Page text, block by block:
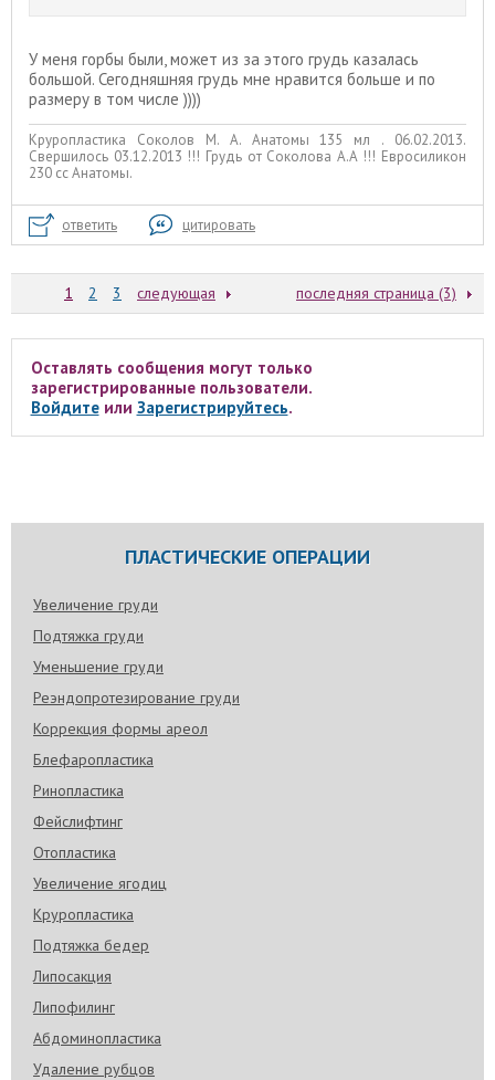
У меня горбы были, может из за этого грудь казалась
большой. Сегодняшняя грудь мне нравится больше и по
размеру в том числе ))))
Круропластика Соколов М. А. Анатомы 135 мл . 06.02.2013.
Свершилось 03.12.2013 !!! Грудь от Соколова А.А !!! Евросиликон
230 сс Анатомы.
ответить цитировать
1 2 3 следующая последняя страница (3)
Оставлять сообщения могут только
зарегистрированные пользователи.
Войдитеили Зарегистрируйтесь.
ПЛАСТИЧЕСКИЕ ОПЕРАЦИИ
Увеличение груди
Подтяжка груди
Уменьшение груди
Реэндопротезирование груди
Коррекция формы ареол
Блефаропластика
Ринопластика
Фейслифтинг
Отопластика
Увеличение ягодиц
Круропластика
Подтяжка бедер
Липосакция
Липофилинг
Абдоминопластика
Удаление рубцов